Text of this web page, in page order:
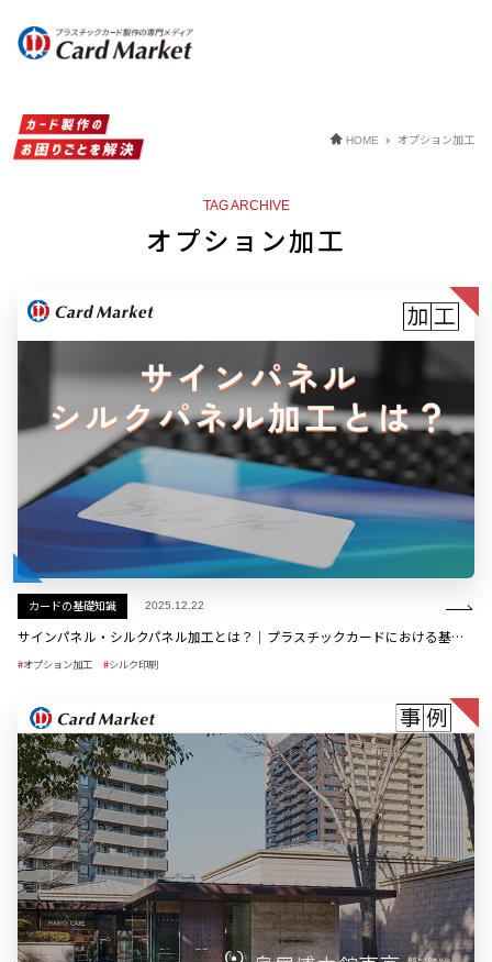
HOME オプション加工
TAG ARCHIVE
オプション加工
カードの基礎知識 2025.12.22
サインパネル・シルクパネル加工とは？｜プラスチックカードにおける基本から活用事例までを解説
オプション加工 シルク印刷